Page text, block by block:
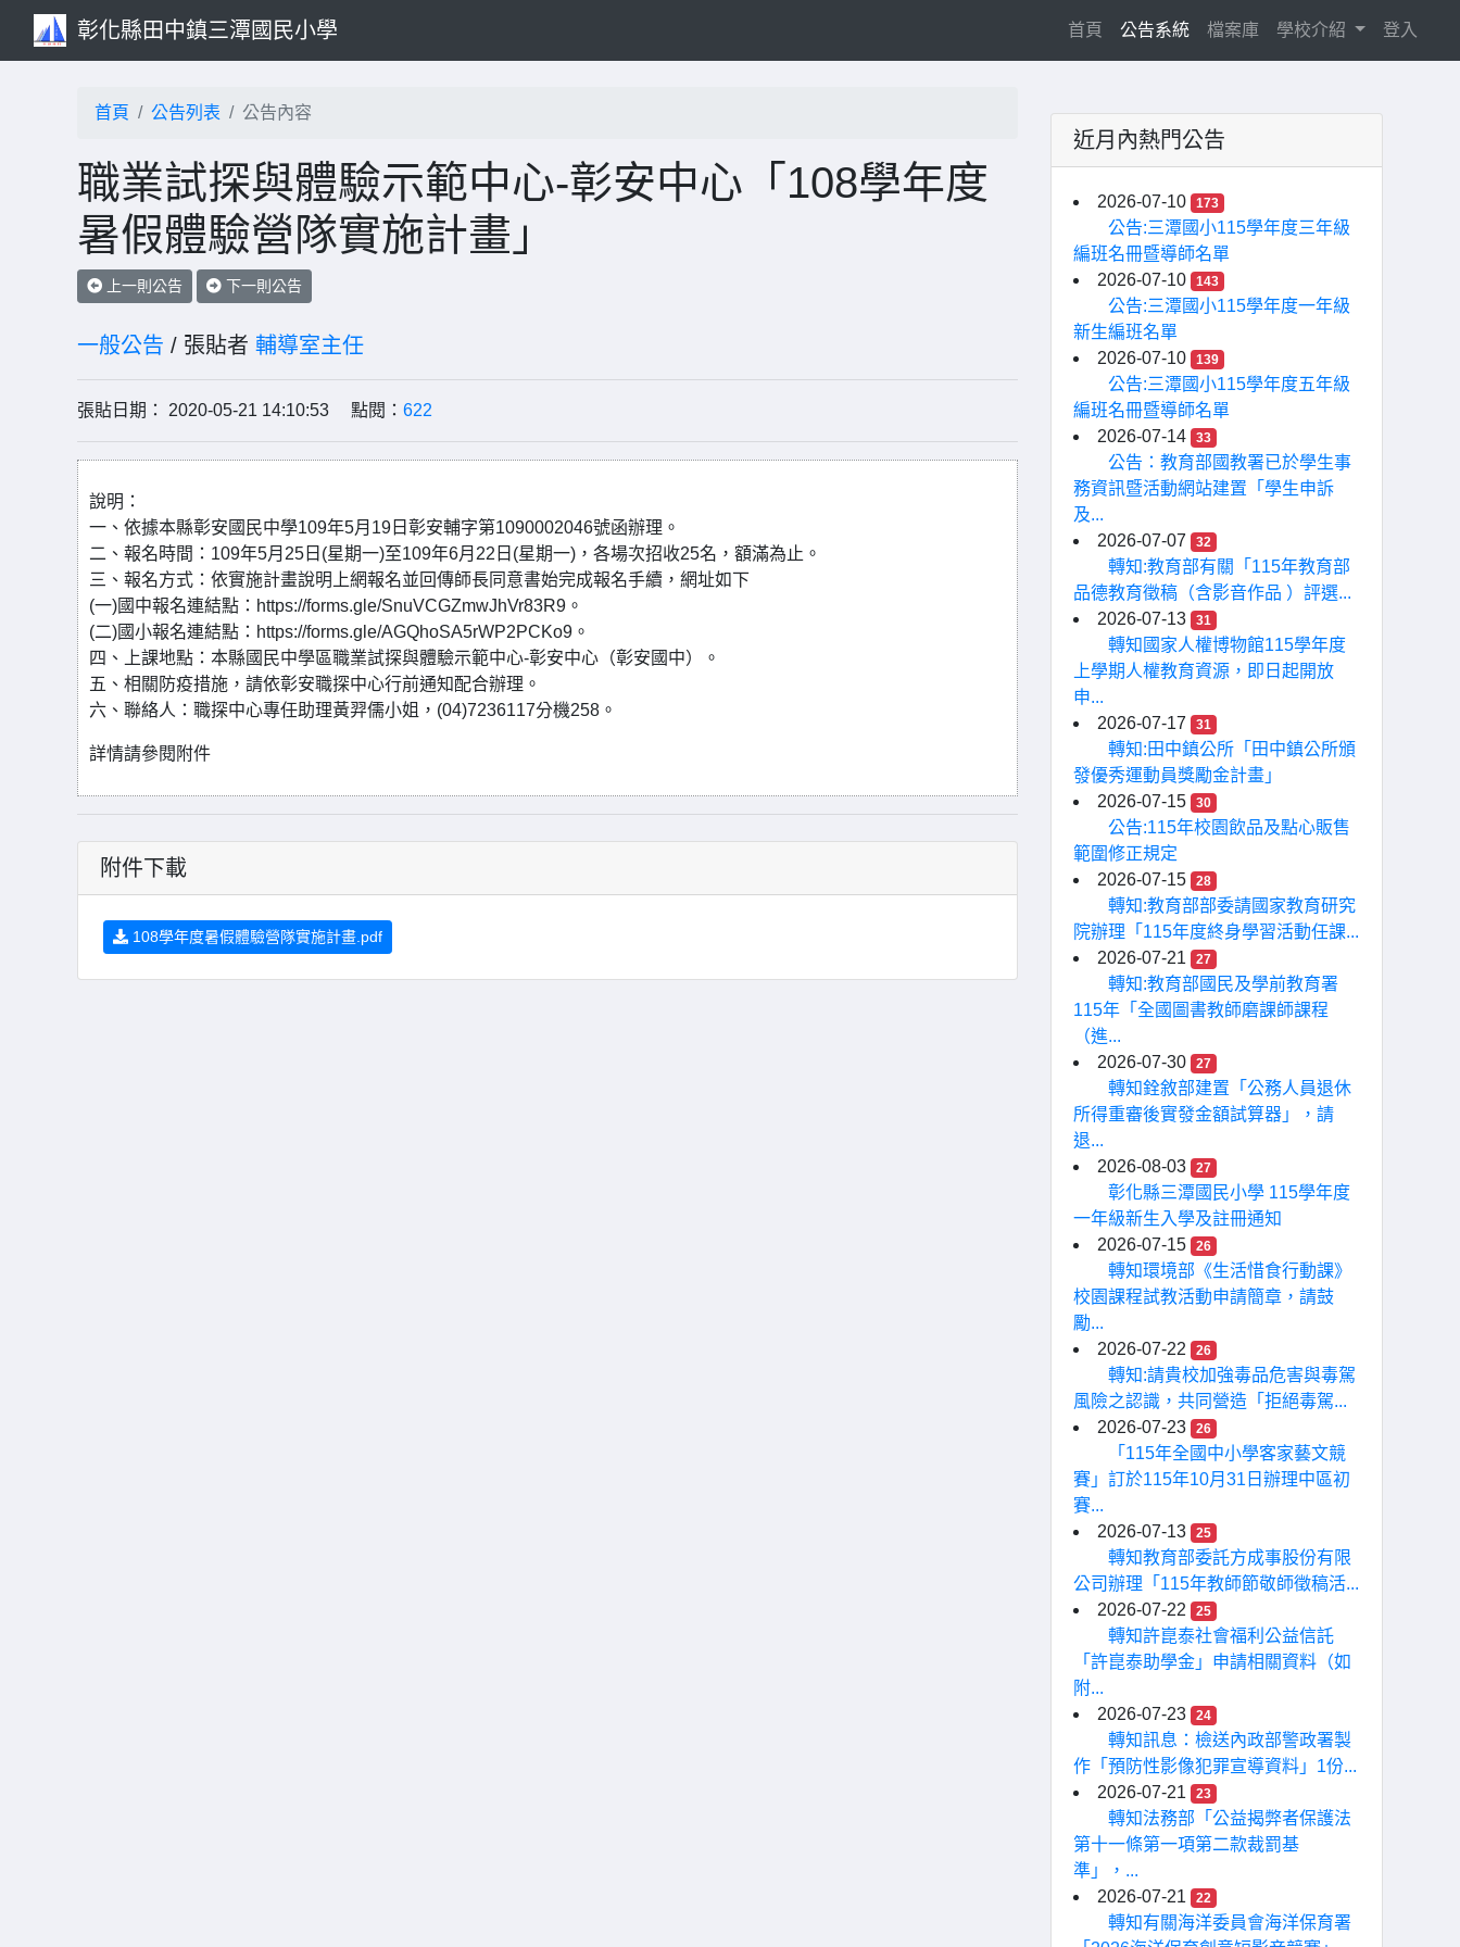
彰化縣田中鎮三潭國民小學 首頁 (current)
公告系統 檔案庫 學校介紹 登入
首頁 公告列表 公告內容
職業試探與體驗示範中心-彰安中心「108學年度
暑假體驗營隊實施計畫」
上一則公告 下一則公告
一般公告 / 張貼者 輔導室主任
張貼日期： 2020-05-21 14:10:53 點閱： 622
說明：
一、依據本縣彰安國民中學109年5月19日彰安輔字第1090002046號函辦理。
二、報名時間：109年5月25日(星期一)至109年6月22日(星期一)，各場次招收25名，額滿為止。
三、報名方式：依實施計畫說明上網報名並回傳師長同意書始完成報名手續，網址如下
(一)國中報名連結點：https://forms.gle/SnuVCGZmwJhVr83R9。
(二)國小報名連結點：https://forms.gle/AGQhoSA5rWP2PCKo9。
四、上課地點：本縣國民中學區職業試探與體驗示範中心-彰安中心（彰安國中）。
五、相關防疫措施，請依彰安職探中心行前通知配合辦理。
六、聯絡人：職探中心專任助理黃羿儒小姐，(04)7236117分機258。
詳情請參閱附件
附件下載
108學年度暑假體驗營隊實施計畫.pdf
近月內熱門公告
2026-07-10 173
公告:三潭國小115學年度三年級
編班名冊暨導師名單
2026-07-10
143
公告:三潭國小115學年度一年級
新生編班名單
2026-07-10
139
公告:三潭國小115學年度五年級
編班名冊暨導師名單
2026-07-14
33
公告：教育部國教署已於學生事
務資訊暨活動網站建置「學生申訴
及...
2026-07-07
32
轉知:教育部有關「115年教育部
品德教育徵稿（含影音作品 ）評選...
2026-07-13
31
轉知國家人權博物館115學年度
上學期人權教育資源，即日起開放
申...
2026-07-17
31
轉知:田中鎮公所「田中鎮公所頒
發優秀運動員獎勵金計畫」
2026-07-15
30
公告:115年校園飲品及點心販售
範圍修正規定
2026-07-15
28
轉知:教育部部委請國家教育研究
院辦理「115年度終身學習活動任課...
2026-07-21
27
轉知:教育部國民及學前教育署
115年「全國圖書教師磨課師課程
（進...
2026-07-30
27
轉知銓敘部建置「公務人員退休
所得重審後實發金額試算器」，請
退...
2026-08-03
27
彰化縣三潭國民小學 115學年度
一年級新生入學及註冊通知
2026-07-15
26
轉知環境部《生活惜食行動課》
校園課程試教活動申請簡章，請鼓
勵...
2026-07-22
26
轉知:請貴校加強毒品危害與毒駕
風險之認識，共同營造「拒絕毒駕...
2026-07-23
26
「115年全國中小學客家藝文競
賽」訂於115年10月31日辦理中區初
賽...
2026-07-13
25
轉知教育部委託方成事股份有限
公司辦理「115年教師節敬師徵稿活...
2026-07-22
25
轉知許崑泰社會福利公益信託
「許崑泰助學金」申請相關資料（如
附...
2026-07-23
24
轉知訊息：檢送內政部警政署製
作「預防性影像犯罪宣導資料」1份...
2026-07-21
23
轉知法務部「公益揭弊者保護法
第十一條第一項第二款裁罰基
準」，...
2026-07-21
22
轉知有關海洋委員會海洋保育署